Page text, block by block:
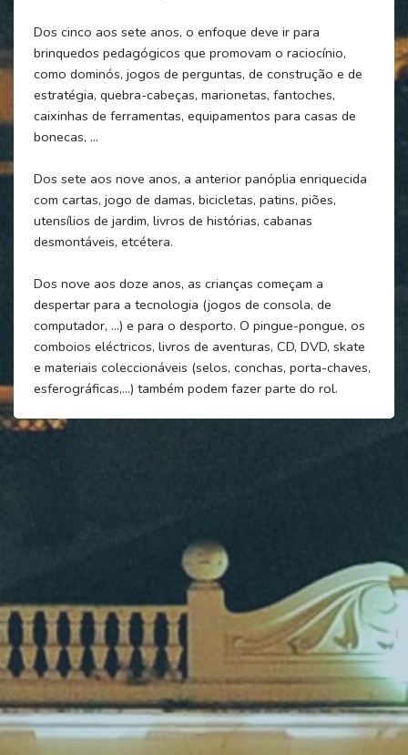
Dos cinco aos sete anos, o enfoque deve ir para
brinquedos pedagógicos que promovam o raciocínio,
como dominós, jogos de perguntas, de construção e de
estratégia, quebra-cabeças, marionetas, fantoches,
caixinhas de ferramentas, equipamentos para casas de
bonecas, …
Dos sete aos nove anos, a anterior panóplia enriquecida
com cartas, jogo de damas, bicicletas, patins, piões,
utensílios de jardim, livros de histórias, cabanas
desmontáveis, etcétera.
Dos nove aos doze anos, as crianças começam a
despertar para a tecnologia (jogos de consola, de
computador, …) e para o desporto. O pingue-pongue, os
comboios eléctricos, livros de aventuras, CD, DVD, skate
e materiais coleccionáveis (selos, conchas, porta-chaves,
esferográficas,...) também podem fazer parte do rol.